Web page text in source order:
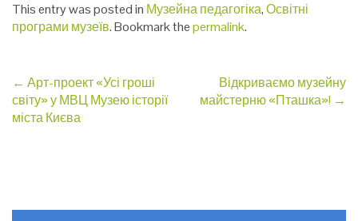
This entry was posted in Музейна педагогіка,Освітні
програми музеїв. Bookmark thepermalink.
Post
navigation
← Арт-проект «Усі гроші
світу» у МВЦ Музею історії
міста Києва
Відкриваємо музейну
майстерню «Пташка»! →